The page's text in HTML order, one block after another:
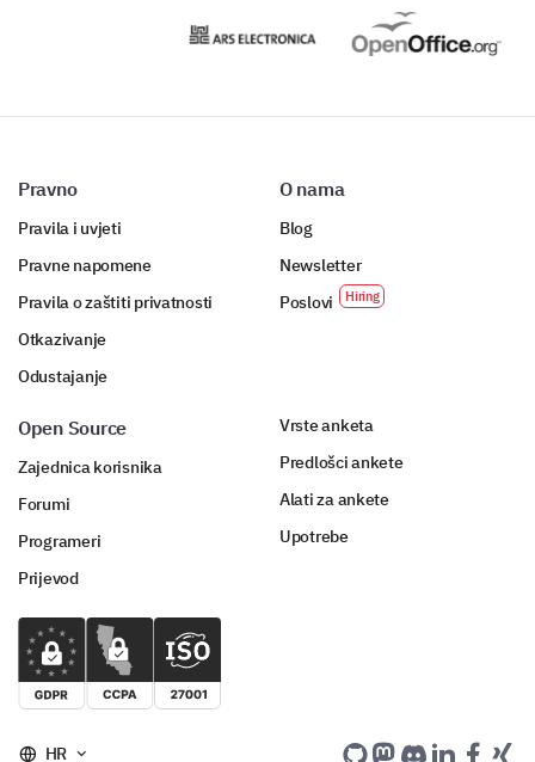
Pravno
Pravila i uvjeti
Pravne napomene
Pravila o zaštiti privatnosti
Otkazivanje
Odustajanje
O nama
Blog
Newsletter
Poslovi
Open Source
Zajednica korisnika
Forumi
Programeri
Prijevod
Vrste anketa
Predlošci ankete
Alati za ankete
Upotrebe
HR